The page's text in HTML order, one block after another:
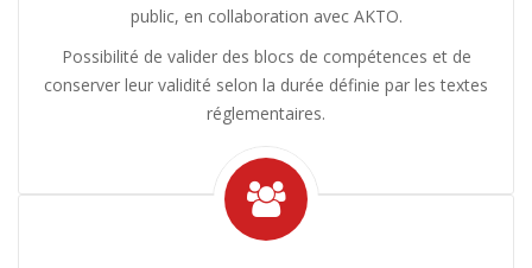
public, en collaboration avec AKTO.
Possibilité de valider des blocs de compétences et de
conserver leur validité selon la durée définie par les textes
réglementaires.